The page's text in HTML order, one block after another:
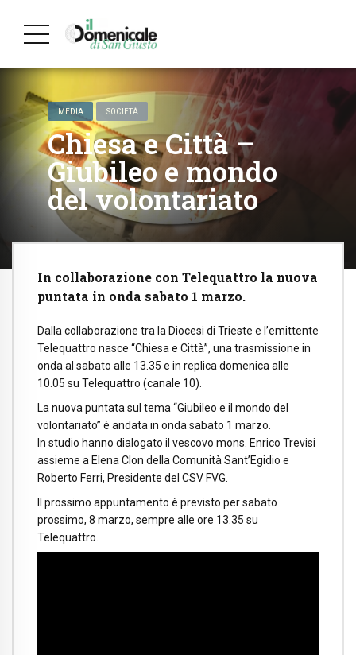
MEDIA SOCIETÀ
Chiesa e Città –
Giubileo e mondo
del volontariato
In collaborazione con Telequattro la nuova
puntata in onda sabato 1 marzo.
Dalla collaborazione tra la Diocesi di Trieste e l’emittente
Telequattro nasce “Chiesa e Città”, una trasmissione in
onda al sabato alle 13.35 e in replica domenica alle
10.05 su Telequattro (canale 10).
La nuova puntata sul tema “Giubileo e il mondo del
volontariato” è andata in onda sabato 1 marzo.
In studio hanno dialogato il vescovo mons. Enrico Trevisi
assieme a Elena Clon della Comunità Sant’Egidio e
Roberto Ferri, Presidente del CSV FVG.
Il prossimo appuntamento è previsto per sabato
prossimo, 8 marzo, sempre alle ore 13.35 su
Telequattro.